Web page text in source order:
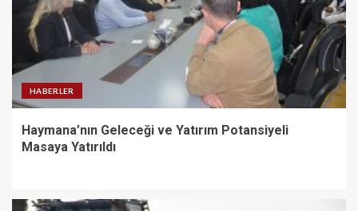
HABERLER
Haymana’nın Geleceği ve Yatırım Potansiyeli
Masaya Yatırıldı